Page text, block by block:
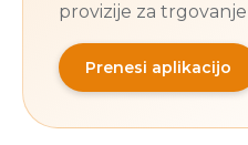
provizije za
Prenesi aplikacijo